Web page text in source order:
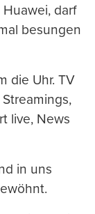
darf
besungen
die Uhr. TV
live, News
in uns